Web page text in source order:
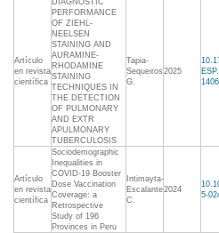
Artículo
en revista
científica
DIAGNOSTIC
PERFORMANCE
OF ZIEHL-
NEELSEN
STAINING AND
AURAMINE-
RHODAMINE
STAINING
TECHNIQUES IN
THE DETECTION
OF PULMONARY
AND EXTR
APULMONARY
TUBERCULOSIS
Tapia-
Sequeiros
G.
2025
Artículo
en revista
científica
Sociodemographic
Inequalities in
COVID-19 Booster
Dose Vaccination
Coverage: a
Retrospective
Study of 196
Provinces in Peru
Intimayta-
Escalante
C.
2024
5-